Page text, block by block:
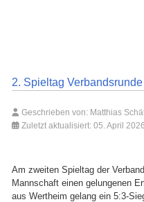
2. Spieltag
Geschrieben von: Matthias
Zuletzt aktualisiert: 05. April 2026
Am zweiten Spieltag der
Mannschaft einen gelungenen
aus Wertheim gelang ein 5:3-